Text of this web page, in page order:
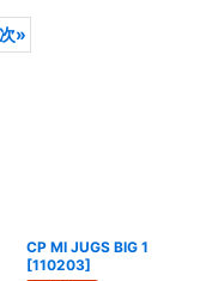
次»
CP MI JUGS BIG 1
[110203]